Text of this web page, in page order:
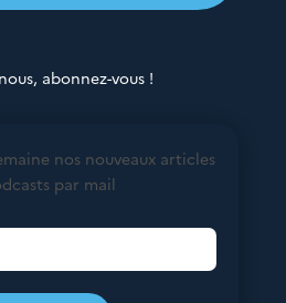
abonnez-vous !
nos nouveaux articles
par mail